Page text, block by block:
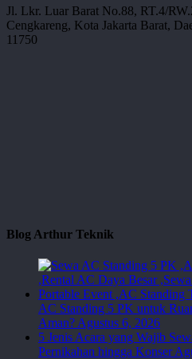
Jl. Lkr. Luar Barat No.88, RT.4/
Cengkareng, Kota Jakarta Barat,
11750
Blog Arthur Teknik
AC Standing 5 PK untuk
Aman? Agustus 6, 2026
5 Jenis Acara yang Wajib
Pernikahan hingga Konser